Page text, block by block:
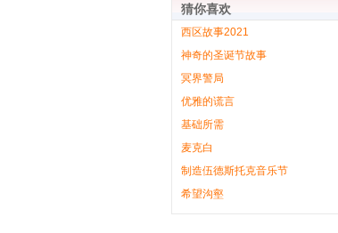
猜你喜欢
西区故事2021
神奇的圣诞节故事
冥界警局
优雅的谎言
基础所需
麦克白
制造伍德斯托克音乐节
希望沟壑